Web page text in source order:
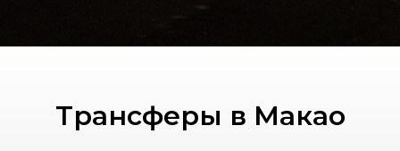
Трансферы в Макао